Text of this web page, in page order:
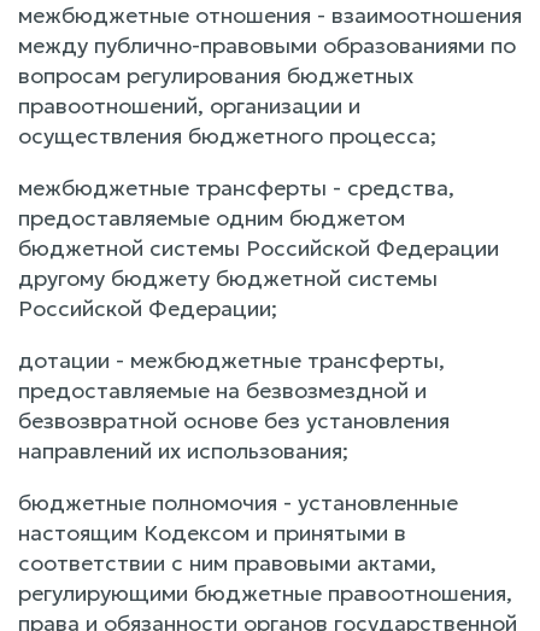
межбюджетные отношения - взаимоотношения
между публично-правовыми образованиями по
вопросам регулирования бюджетных
правоотношений, организации и
осуществления бюджетного процесса;
межбюджетные трансферты - средства,
предоставляемые одним бюджетом
бюджетной системы Российской Федерации
другому бюджету бюджетной системы
Российской Федерации;
дотации - межбюджетные трансферты,
предоставляемые на безвозмездной и
безвозвратной основе без установления
направлений их использования;
бюджетные полномочия - установленные
настоящим Кодексом и принятыми в
соответствии с ним правовыми актами,
регулирующими бюджетные правоотношения,
права и обязанности органов государственной